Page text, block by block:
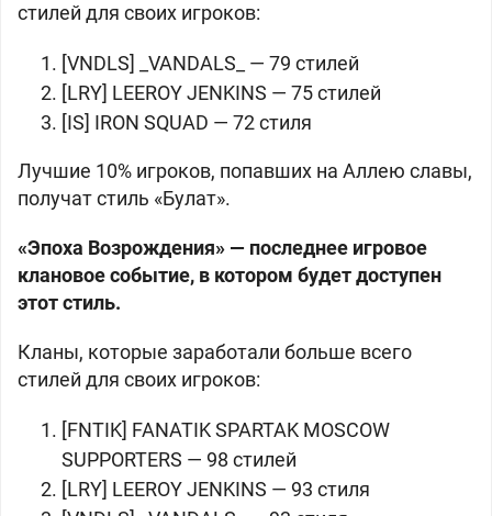
стилей для своих игроков:
[VNDLS] _VANDALS_ — 79 стилей
[LRY] LEEROY JENKINS — 75 стилей
[IS] IRON SQUAD — 72 стиля
Лучшие 10% игроков, попавших на Аллею славы,
получат стиль «Булат».
«Эпоха Возрождения» — последнее игровое
клановое событие, в котором будет доступен
этот стиль.
Кланы, которые заработали больше всего
стилей для своих игроков:
[FNTIK] FANATIK SPARTAK MOSCOW
SUPPORTERS — 98 стилей
[LRY] LEEROY JENKINS — 93 стиля